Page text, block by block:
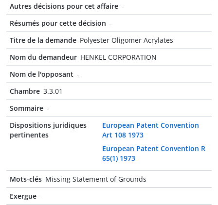
Autres décisions pour cet affaire -
Résumés pour cette décision -
Titre de la demande Polyester Oligomer Acrylates
Nom du demandeur HENKEL CORPORATION
Nom de l'opposant -
Chambre 3.3.01
Sommaire -
Dispositions juridiques
pertinentes
European Patent Convention
Art 108 1973
European Patent Convention R
65(1) 1973
Mots-clés Missing Statememt of Grounds
Exergue -